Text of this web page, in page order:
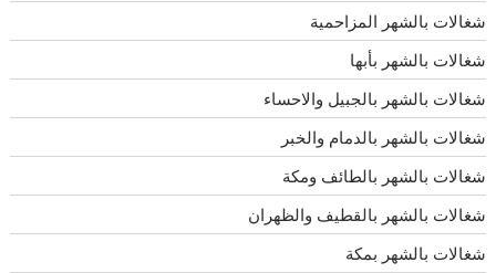
شغالات بالشهر المزاحمية
شغالات بالشهر بأبها
شغالات بالشهر بالجبيل والاحساء
شغالات بالشهر بالدمام والخبر
شغالات بالشهر بالطائف ومكة
شغالات بالشهر بالقطيف والظهران
شغالات بالشهر بمكة